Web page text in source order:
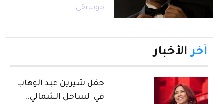
موسيقى
آخر الأخبار
حفل شيرين عبد الوهاب
في الساحل الشمالي..